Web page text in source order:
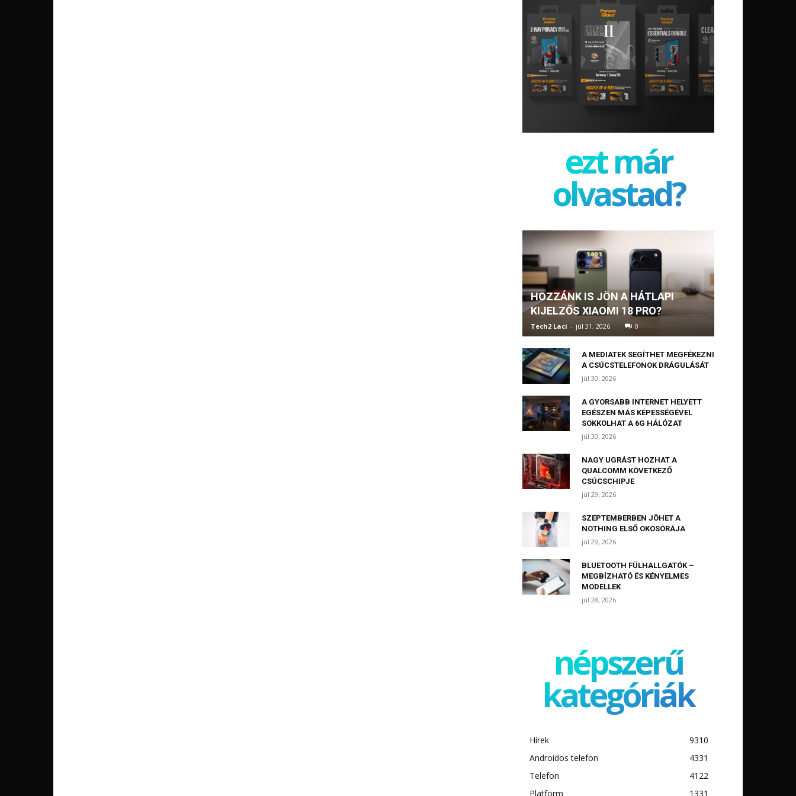
ezt már
olvastad?
HOZZÁNK IS JÖN A HÁTLAPI
KIJELZŐS XIAOMI 18 PRO?
Tech2 Laci - júl 31, 2026 0
A MEDIATEK SEGÍTHET MEGFÉKEZNI
A CSÚCSTELEFONOK DRÁGULÁSÁT
júl 30, 2026
A GYORSABB INTERNET HELYETT
EGÉSZEN MÁS KÉPESSÉGÉVEL
SOKKOLHAT A 6G HÁLÓZAT
júl 30, 2026
NAGY UGRÁST HOZHAT A
QUALCOMM KÖVETKEZŐ
CSÚCSCHIPJE
júl 29, 2026
SZEPTEMBERBEN JÖHET A
NOTHING ELSŐ OKOSÓRÁJA
júl 29, 2026
BLUETOOTH FÜLHALLGATÓK –
MEGBÍZHATÓ ÉS KÉNYELMES
MODELLEK
júl 28, 2026
népszerű
kategóriák
Hírek
9310
Androidos telefon
4331
Telefon
4122
Platform
1331